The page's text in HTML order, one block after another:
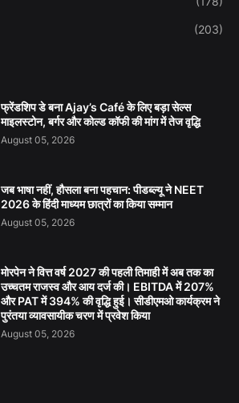
(203)
फ्रेंडशिप डे बना Ajay’s Café के लिए बड़ा सेल्स
माइलस्टोन, बर्गर और कोल्ड कॉफी की मांग में तेज वृद्धि
August 05, 2026
जब भाषा नहीं, हौसला बना पहचान: पीडब्ल्यू ने NEET
2026 के हिंदी माध्यम छात्रों का किया सम्मान
August 05, 2026
मोरपेन ने वित्त वर्ष 2027 की पहली तिमाही में अब तक का
उच्चतम राजस्व और आय दर्ज की। EBITDA में 207%
और PAT में 394% की वृद्धि हुई। सीडीएमओ कार्यक्रम ने
पुरंतया व्यावसायीक चरण में प्रवेश किया
August 05, 2026